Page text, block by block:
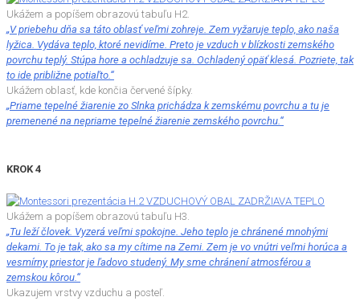
Ukážem a popíšem obrazovú tabuľu H2.
„V priebehu dňa sa táto oblasť veľmi zohreje. Zem vyžaruje teplo, ako naša
lyžica. Vydáva teplo, ktoré nevidíme. Preto je vzduch v blízkosti zemského
povrchu teplý. Stúpa hore a ochladzuje sa. Ochladený opäť klesá. Pozriete, tak
to ide približne potiaľto.“
Ukážem oblasť, kde končia červené šípky.
„Priame tepelné žiarenie zo Slnka prichádza k zemskému povrchu a tu je
premenené na nepriame tepelné žiarenie zemského povrchu.“
KROK 4
Ukážem a popíšem obrazovú tabuľu H3.
„Tu leží človek. Vyzerá veľmi spokojne. Jeho teplo je chránené mnohými
dekami. To je tak, ako sa my cítime na Zemi. Zem je vo vnútri veľmi horúca a
vesmírny priestor je ľadovo studený. My sme chránení atmosférou a
zemskou kôrou.“
Ukazujem vrstvy vzduchu a posteľ.